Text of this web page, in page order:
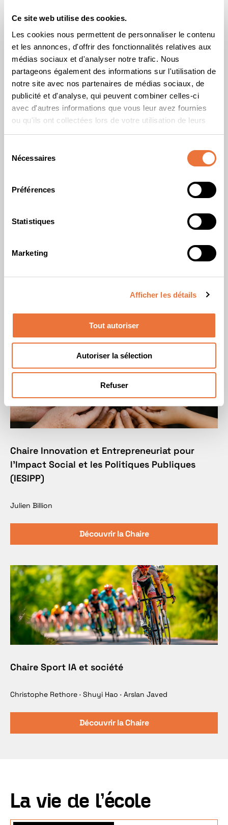
Ce site web utilise des cookies.
Les cookies nous permettent de personnaliser le contenu
et les annonces, d'offrir des fonctionnalités relatives aux
médias sociaux et d'analyser notre trafic. Nous
partageons également des informations sur l'utilisation de
notre site avec nos partenaires de médias sociaux, de
publicité et d'analyse, qui peuvent combiner celles-ci
avec d'autres informations que vous leur avez fournies
ou qu'ils ont collectées lors de votre utilisation de leurs
services.
Nécessaires
Préférences
Statistiques
Marketing
Afficher les détails
Tout autoriser
Autoriser la sélection
Refuser
Chaire Biodiversité et Reporting ESG
Hakim Ben Othman · Laura Recuero Virto
Découvrir la Chaire
Chaire Allocation d’Actifs et Investissement
Chaire Innovation et Entrepreneuriat pour
l’Impact Social et les Politiques Publiques
(IESIPP)
Julien Billion
Découvrir la Chaire
Chaire Sport IA et société
Christophe Rethore · Shuyi Hao · Arslan Javed
Découvrir la Chaire
La vie de l'école